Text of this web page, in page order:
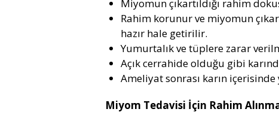
Miyomun çıkartıldığı rahim
Rahim korunur ve miyomun
hazır hale getirilir.
Yumurtalık ve tüplere zarar
Açık cerrahide olduğu gibi
Ameliyat sonrası karın içerisinde
Miyom Tedavisi İçin Rahim